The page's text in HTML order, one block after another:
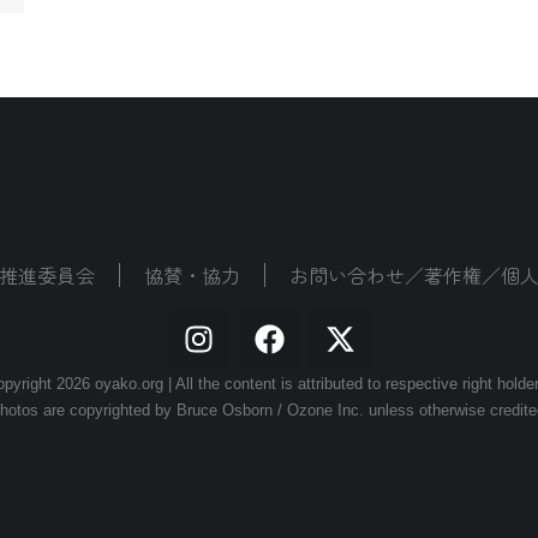
進委員会 協賛・協力 お問い合わせ／著作権／個
2026 oyako.org | All the content is attributed to respective right
are copyrighted by Bruce Osborn / Ozone Inc. unless otherwise